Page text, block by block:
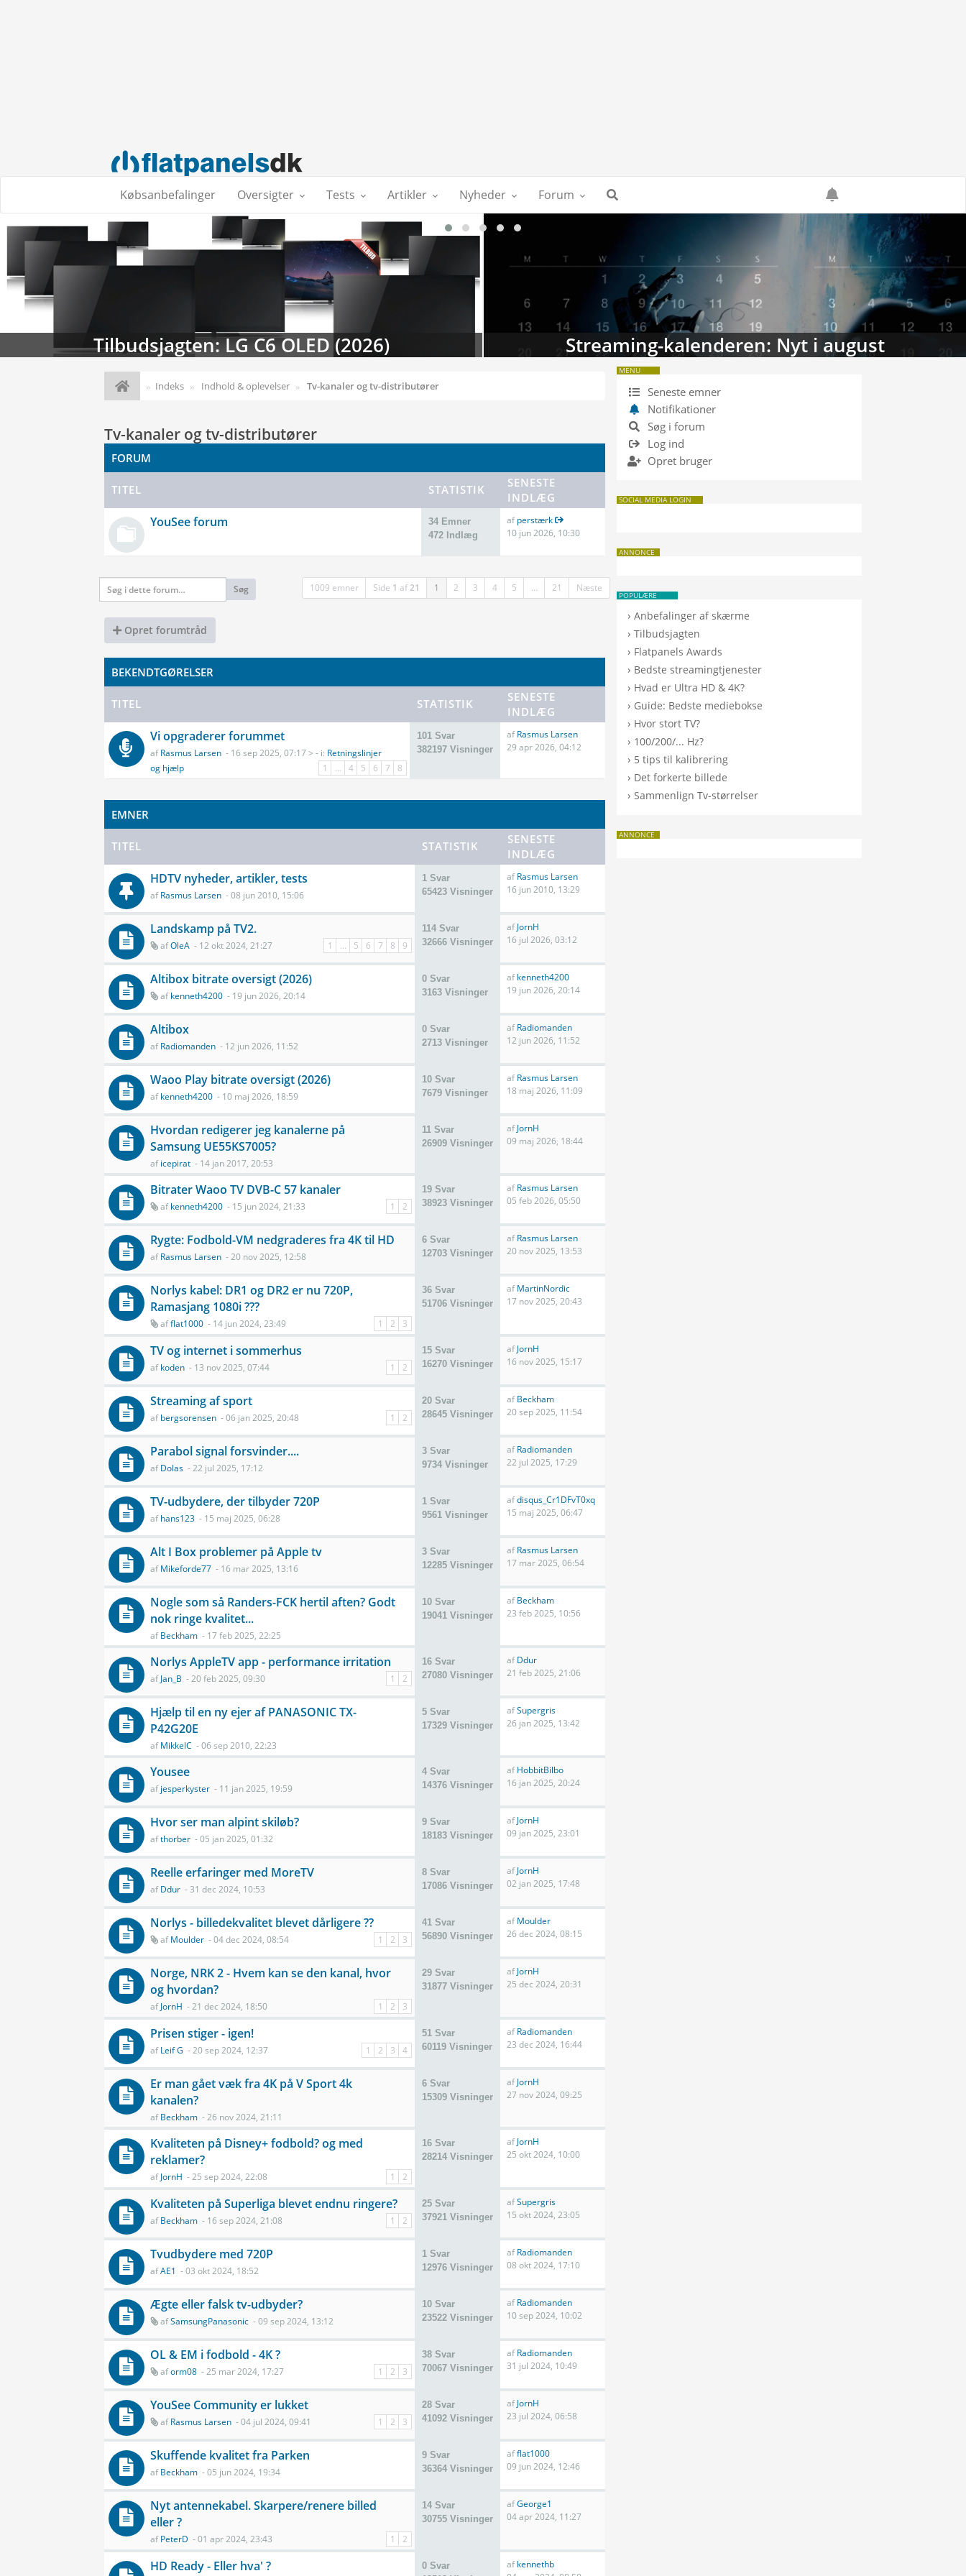
Købsanbefalinger Oversigter Tests Artikler Nyheder Forum
Streaming-kalenderen: Nyt i august TV-databasen: Sammenlign TV
Indeks Indhold & oplevelser Tv-kanaler og tv-distributører
Tv-kanaler og tv-distributører
FORUM
TITEL STATISTIK
SENESTE
INDLÆG
YouSee forum
34 Emner
472 Indlæg
afperstærk
10 jun 2026, 10:30
Søg 1009 emner Side 1 af21 1 2 3 4 5 … 21 Næste
Opret forumtråd
BEKENDTGØRELSER
TITEL STATISTIK
SENESTE
INDLÆG
Vi opgraderer forummet
afRasmus Larsen - 16 sep 2025, 07:17 > - i: Retningslinjer
og hjælp
1 … 4 5 6 7 8
101 Svar
382197 Visninger
afRasmus Larsen
29 apr 2026, 04:12
EMNER
TITEL STATISTIK
SENESTE
INDLÆG
HDTV nyheder, artikler, tests
afRasmus Larsen - 08 jun 2010, 15:06
1 Svar
65423 Visninger
afRasmus Larsen
16 jun 2010, 13:29
Landskamp på TV2.
afOleA - 12 okt 2024, 21:27 1 … 5 6 7 8 9
114 Svar
32666 Visninger
afJornH
16 jul 2026, 03:12
Altibox bitrate oversigt (2026)
afkenneth4200 - 19 jun 2026, 20:14
0 Svar
3163 Visninger
afkenneth4200
19 jun 2026, 20:14
Altibox
afRadiomanden - 12 jun 2026, 11:52
0 Svar
2713 Visninger
afRadiomanden
12 jun 2026, 11:52
Waoo Play bitrate oversigt (2026)
afkenneth4200 - 10 maj 2026, 18:59
10 Svar
7679 Visninger
afRasmus Larsen
18 maj 2026, 11:09
Hvordan redigerer jeg kanalerne på
Samsung UE55KS7005?
aficepirat - 14 jan 2017, 20:53
11 Svar
26909 Visninger
afJornH
09 maj 2026, 18:44
Bitrater Waoo TV DVB-C 57 kanaler
afkenneth4200 - 15 jun 2024, 21:33 1 2
19 Svar
38923 Visninger
afRasmus Larsen
05 feb 2026, 05:50
Rygte: Fodbold-VM nedgraderes fra 4K til HD
afRasmus Larsen - 20 nov 2025, 12:58
6 Svar
12703 Visninger
afRasmus Larsen
20 nov 2025, 13:53
Norlys kabel: DR1 og DR2 er nu 720P,
Ramasjang 1080i ???
afflat1000 - 14 jun 2024, 23:49 1 2 3
36 Svar
51706 Visninger
afMartinNordic
17 nov 2025, 20:43
TV og internet i sommerhus
afkoden - 13 nov 2025, 07:44 1 2
15 Svar
16270 Visninger
afJornH
16 nov 2025, 15:17
Streaming af sport
afbergsorensen - 06 jan 2025, 20:48 1 2
20 Svar
28645 Visninger
afBeckham
20 sep 2025, 11:54
Parabol signal forsvinder....
afDolas - 22 jul 2025, 17:12
3 Svar
9734 Visninger
afRadiomanden
22 jul 2025, 17:29
TV-udbydere, der tilbyder 720P
afhans123 - 15 maj 2025, 06:28
1 Svar
9561 Visninger
afdisqus_Cr1DFvT0xq
15 maj 2025, 06:47
Alt I Box problemer på Apple tv
afMikeforde77 - 16 mar 2025, 13:16
3 Svar
12285 Visninger
afRasmus Larsen
17 mar 2025, 06:54
Nogle som så Randers-FCK hertil aften? Godt
nok ringe kvalitet...
afBeckham - 17 feb 2025, 22:25
10 Svar
19041 Visninger
afBeckham
23 feb 2025, 10:56
Norlys AppleTV app - performance irritation
afJan_B - 20 feb 2025, 09:30 1 2
16 Svar
27080 Visninger
afDdur
21 feb 2025, 21:06
Hjælp til en ny ejer af PANASONIC TX-
P42G20E
afMikkelC - 06 sep 2010, 22:23
5 Svar
17329 Visninger
afSupergris
26 jan 2025, 13:42
Yousee
afjesperkyster - 11 jan 2025, 19:59
4 Svar
14376 Visninger
afHobbitBilbo
16 jan 2025, 20:24
Hvor ser man alpint skiløb?
afthorber - 05 jan 2025, 01:32
9 Svar
18183 Visninger
afJornH
09 jan 2025, 23:01
Reelle erfaringer med MoreTV
afDdur - 31 dec 2024, 10:53
8 Svar
17086 Visninger
afJornH
02 jan 2025, 17:48
Norlys - billedekvalitet blevet dårligere ??
afMoulder - 04 dec 2024, 08:54 1 2 3
41 Svar
56890 Visninger
afMoulder
26 dec 2024, 08:15
Norge, NRK 2 - Hvem kan se den kanal, hvor
og hvordan?
afJornH - 21 dec 2024, 18:50 1 2 3
29 Svar
31877 Visninger
afJornH
25 dec 2024, 20:31
Prisen stiger - igen!
afLeif G - 20 sep 2024, 12:37 1 2 3 4
51 Svar
60119 Visninger
afRadiomanden
23 dec 2024, 16:44
Er man gået væk fra 4K på V Sport 4k
kanalen?
afBeckham - 26 nov 2024, 21:11
6 Svar
15309 Visninger
afJornH
27 nov 2024, 09:25
Kvaliteten på Disney+ fodbold? og med
reklamer?
afJornH - 25 sep 2024, 22:08 1 2
16 Svar
28214 Visninger
afJornH
25 okt 2024, 10:00
Kvaliteten på Superliga blevet endnu ringere?
afBeckham - 16 sep 2024, 21:08 1 2
25 Svar
37921 Visninger
afSupergris
15 okt 2024, 23:05
Tvudbydere med 720P
afAE1 - 03 okt 2024, 18:52
1 Svar
12976 Visninger
afRadiomanden
08 okt 2024, 17:10
Ægte eller falsk tv-udbyder?
afSamsungPanasonic - 09 sep 2024, 13:12
10 Svar
23522 Visninger
afRadiomanden
10 sep 2024, 10:02
OL & EM i fodbold - 4K ?
aform08 - 25 mar 2024, 17:27 1 2 3
38 Svar
70067 Visninger
afRadiomanden
31 jul 2024, 10:49
YouSee Community er lukket
afRasmus Larsen - 04 jul 2024, 09:41 1 2 3
28 Svar
41092 Visninger
afJornH
23 jul 2024, 06:58
Skuffende kvalitet fra Parken
afBeckham - 05 jun 2024, 19:34
9 Svar
36364 Visninger
afflat1000
09 jun 2024, 12:46
Nyt antennekabel. Skarpere/renere billed
eller ?
afPeterD - 01 apr 2024, 23:43 1 2
14 Svar
30755 Visninger
afGeorge1
04 apr 2024, 11:27
HD Ready - Eller hva' ?
0 Svar
afkennethb
MENU
Seneste emner
Notifikationer
Søg i forum
Log ind
Opret bruger
SOCIAL MEDIA LOGIN
ANNONCE
POPULÆRE
›Anbefalinger af skærme
›Tilbudsjagten
› Flatpanels Awards
› Bedste streamingtjenester
› Hvad er Ultra HD & 4K?
› Guide: Bedste mediebokse
› Hvor stort TV?
› 100/200/... Hz?
› 5 tips til kalibrering
› Det forkerte billede
›Sammenlign Tv-størrelser
ANNONCE